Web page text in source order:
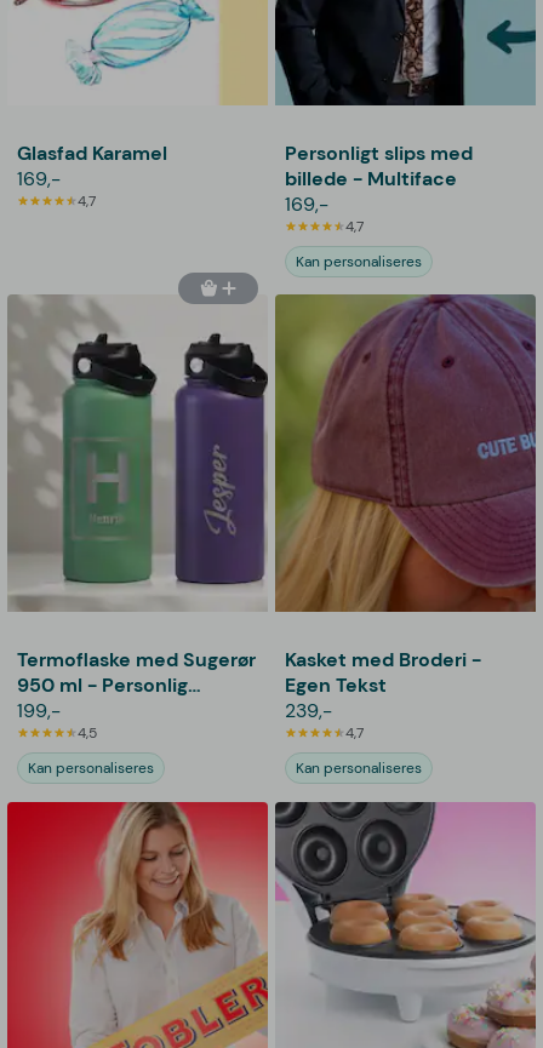
Glasfad Karamel
169,-
4,7
Personligt slips med
billede - Multiface
169,-
4,7
Kan personaliseres
Termoflaske med Sugerør
950 ml - Personlig
Gravering
199,-
4,5
Kan personaliseres
Kasket med Broderi -
Egen Tekst
239,-
4,7
Kan personaliseres